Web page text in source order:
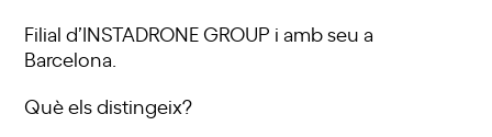
Filial d’INSTADRONE GROUP i amb seu a
Barcelona.
Què els distingeix?